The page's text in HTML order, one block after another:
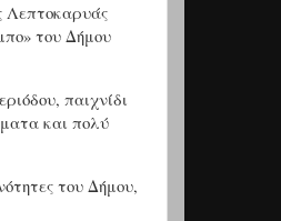
Λεπτοκαρυάς
του Δήμου
παιχνίδι
και πολύ
του Δήμου,